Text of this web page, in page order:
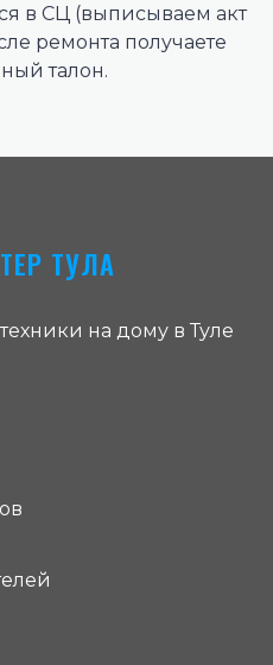
в СЦ (выписываем акт
ремонта получаете
талон.
ТУЛА
на дому в Туле